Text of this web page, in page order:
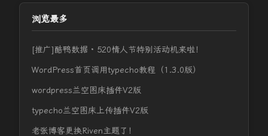
浏览最多
[推广]酷鸭数据 · 520情人节特别活动机来啦！
WordPress首页调用typecho教程（1.3.0版）
wordpress兰空图床插件V2版
typecho兰空图床上传插件V2版
老张博客更换Riven主题了！